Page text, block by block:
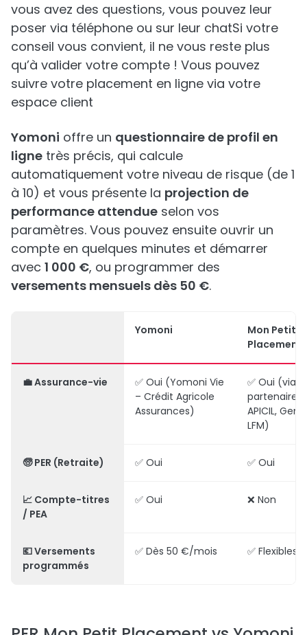
vous avez des questions, vous pouvez leur
poser via téléphone ou sur leur chatSi votre
conseil vous convient, il ne vous reste plus
qu’à valider votre compte ! Vous pouvez
suivre votre placement en ligne via votre
espace client
Yomoni offre un questionnaire de profil en
ligne très précis, qui calcule
automatiquement votre niveau de risque (de 1
à 10) et vous présente la projection de
performance attendue selon vos
paramètres. Vous pouvez ensuite ouvrir un
compte en quelques minutes et démarrer
avec 1 000 €, ou programmer des
versements mensuels dès 50 €.
Yomoni
Mon Petit
Placement
💼Assurance-vie
✅ Oui (Yomoni Vie
– Crédit Agricole
Assurances)
✅ Oui (via
partenaires :
APICIL,
LFM)
🧓PER (Retraite) ✅ Oui ✅ Oui
📈 Compte-titres
/ PEA
✅ Oui ❌ Non
💶Versements
programmés
✅ Dès 50 €/mois ✅ Flexibles